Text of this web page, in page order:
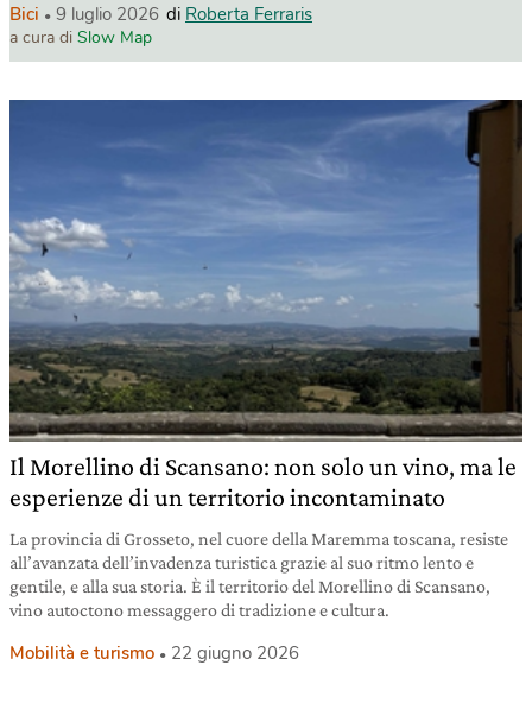
Bici 9 luglio 2026 di Roberta Ferraris
a cura di Slow Map
Il Morellino di Scansano: non solo un vino, ma le
esperienze di un territorio incontaminato
La provincia di Grosseto, nel cuore della Maremma toscana, resiste
all’avanzata dell’invadenza turistica grazie al suo ritmo lento e
gentile, e alla sua storia. È il territorio del Morellino di Scansano,
vino autoctono messaggero di tradizione e cultura.
Mobilità e turismo 22 giugno 2026